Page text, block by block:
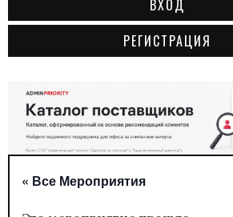
ВХОД
РЕГИСТРАЦИЯ
« Все Мероприятия